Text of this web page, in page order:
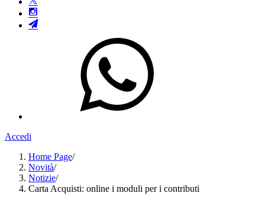
Accedi
Home Page/
Novità/
Notizie/
Carta Acquisti: online i moduli per i contributi